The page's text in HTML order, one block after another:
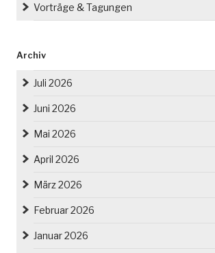
Vorträge & Tagungen
Archiv
Juli 2026
Juni 2026
Mai 2026
April 2026
März 2026
Februar 2026
Januar 2026